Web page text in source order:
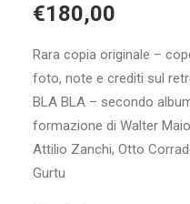
€180,00
Rara copia originale –
foto, note e crediti sul
BLA BLA – secondo
formazione di Walter
Attilio Zanchi, Otto
Gurtu